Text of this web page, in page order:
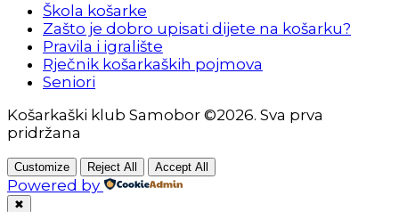
Škola košarke
Zašto je dobro upisati dijete na košarku?
Pravila i igralište
Rječnik košarkaških pojmova
Seniori
Košarkaški klub Samobor ©2026. Sva prva
pridržana
Customize Reject All Accept All
Powered by
✖